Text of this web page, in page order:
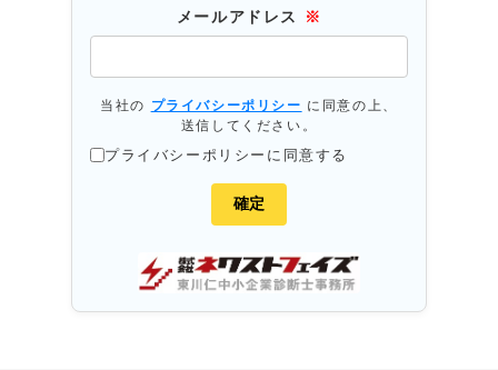
メールアドレス ※
当社の プライバシーポリシー に同意の上、
送信してください。
プライバシーポリシーに同意する